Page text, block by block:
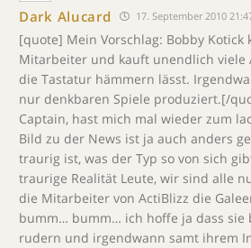
Dark Alucard 17. September 2010
[quote] Mein Vorschlag: Bobby Kotick
Mitarbeiter und kauft unendlich viele
die Tastatur hämmern lässt.
nur denkbaren Spiele produziert.[/
Captain, hast mich mal wieder zum
Bild zu der News ist ja auch anders
traurig ist, was der Typ so von sich
traurige Realität Leute, wir sind alle
die Mitarbeiter von ActiBlizz die
bumm… bumm… ich hoffe ja dass sie
rudern und irgendwann samt ihrem